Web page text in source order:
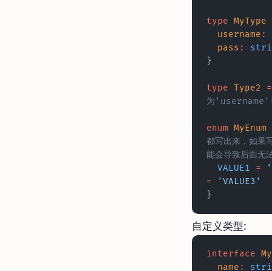
type MyType
  username
:
  pass
:
}
type Type2
=
为
enum MyEnum
都写出来，如
能会导致后面无
  VALUE1
=
=
'VALUE3'
}
自定义类型:
interface
  name
: